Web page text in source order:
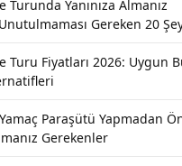
Turunda Yanınıza Almanız
Gereken 20
Turu Fiyatları 2026: Uygun
Paraşütü Yapmadan
Gerekenler